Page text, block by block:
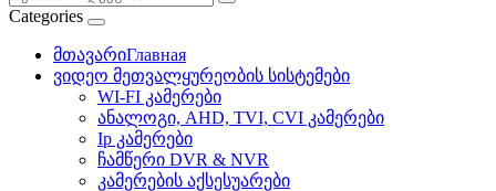
Categories
მთავარიГлавная
ვიდეო მეთვალყურეობის სისტემები
WI-FI კამერები
ანალოგი, AHD, TVI, CVI კამერები
Ip კამერები
ჩამწერი DVR & NVR
კამერების აქსესუარები